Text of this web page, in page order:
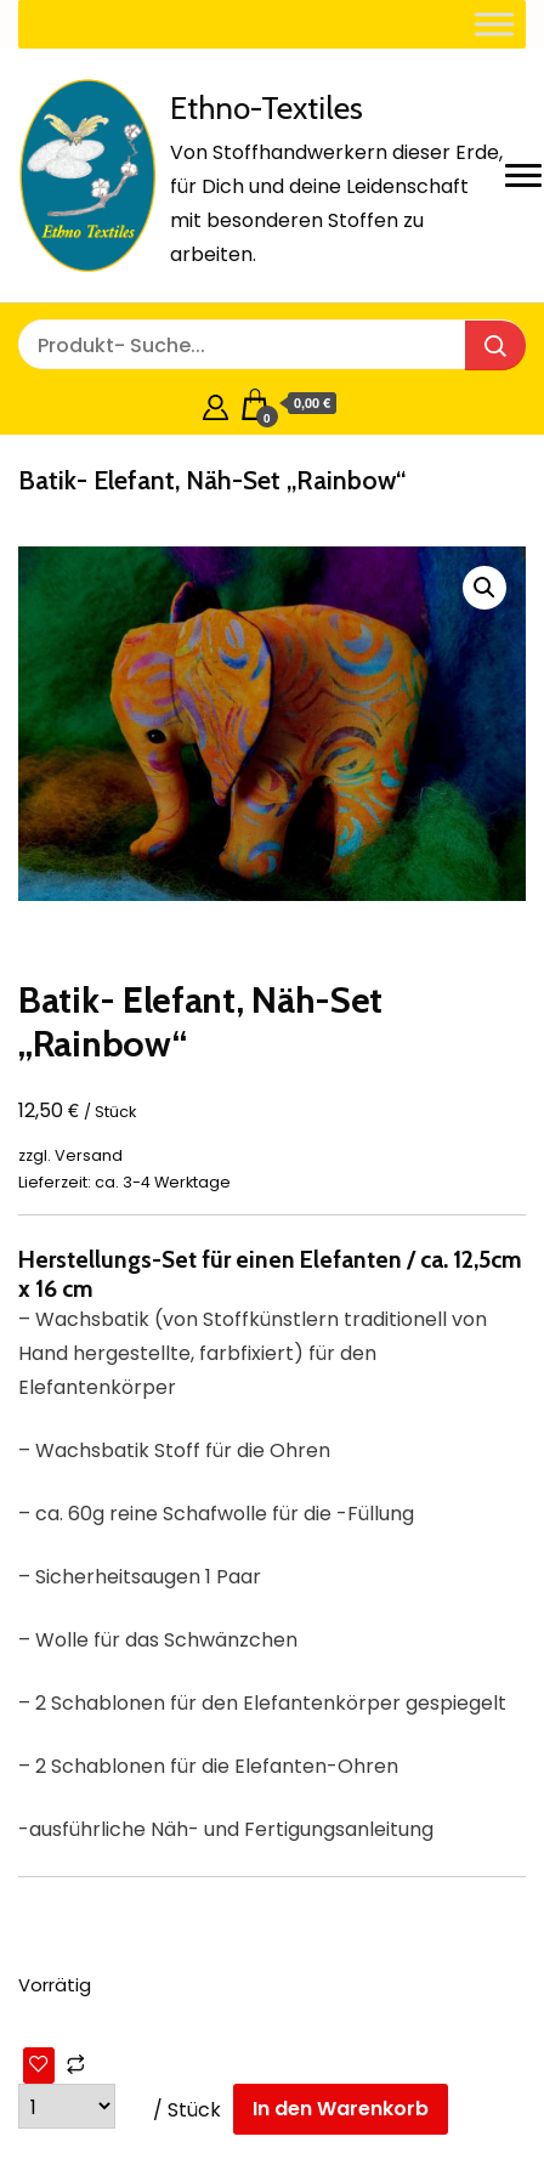
Ethno-Textiles
Von Stoffhandwerkern dieser Erde,
für Dich und deine Leidenschaft
mit besonderen Stoffen zu
arbeiten.
0
0,00 €
Batik- Elefant, Näh-Set „Rainbow“
Batik- Elefant, Näh-Set
„Rainbow“
12,50€ / Stück
zzgl. Versand
Lieferzeit: ca. 3-4 Werktage
Herstellungs-Set für einen Elefanten / ca. 12,5cm
x 16 cm
– Wachsbatik (von Stoffkünstlern traditionell von
Hand hergestellte, farbfixiert) für den
Elefantenkörper
– Wachsbatik Stoff für die Ohren
– ca. 60g reine Schafwolle für die -Füllung
– Sicherheitsaugen 1 Paar
– Wolle für das Schwänzchen
– 2 Schablonen für den Elefantenkörper gespiegelt
– 2 Schablonen für die Elefanten-Ohren
-ausführliche Näh- und Fertigungsanleitung
Vorrätig
/ Stück In den Warenkorb